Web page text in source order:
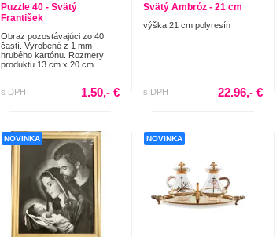
Puzzle 40 - Svätý
František
Obraz pozostávajúci zo 40
častí. Vyrobené z 1 mm
hrubého kartónu. Rozmery
produktu 13 cm x 20 cm.
s DPH 1.50,- €
Svätý Ambróz - 21 cm
výška 21 cm polyresín
s DPH 22.96,- €
NOVINKA NOVINKA